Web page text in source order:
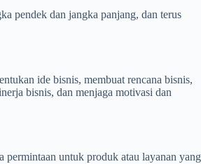
pendek dan jangka panjang, dan terus
ide bisnis, membuat rencana bisnis,
bisnis, dan menjaga motivasi dan
permintaan untuk produk atau layanan yang